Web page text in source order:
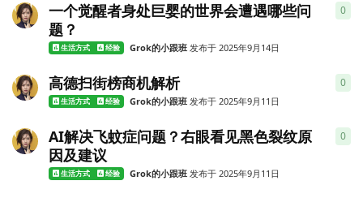
一个觉醒者身处巨婴的世界会遭遇哪些问
题？
生活方式 经验 Grok的小跟班发布于 2025年9月14日
0
高德扫街榜商机解析
生活方式 经验 Grok的小跟班发布于 2025年9月11日
0
AI解决飞蚊症问题？右眼看见黑色裂纹原
因及建议
生活方式 经验 Grok的小跟班发布于 2025年9月11日
0